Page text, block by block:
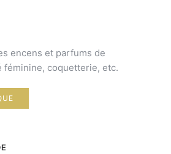
encens et parfums de
féminine, coquetterie, etc.